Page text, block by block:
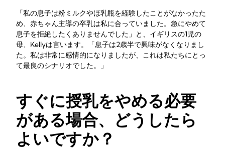
「私の息子は粉ミルクやほ乳瓶を経験したことがなかったた
め、赤ちゃん主導の卒乳は私に合っていました。急にやめて
息子を拒絶したくありませんでした」と、イギリスの1児の
母、Kellyは言います。「息子は2歳半で興味がなくなりまし
た。私は非常に感情的になりましたが、これは私たちにとっ
て最良のシナリオでした。」
すぐに授乳をやめる必要
がある場合、どうしたら
よいですか？